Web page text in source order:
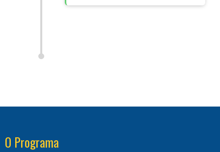
O Programa